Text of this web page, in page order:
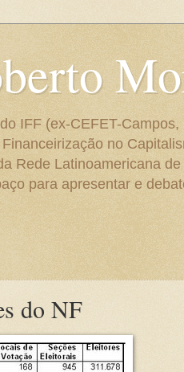
IFF (ex-CEFET-
no
Rede Latinoamericana
para apresentar e
do NF